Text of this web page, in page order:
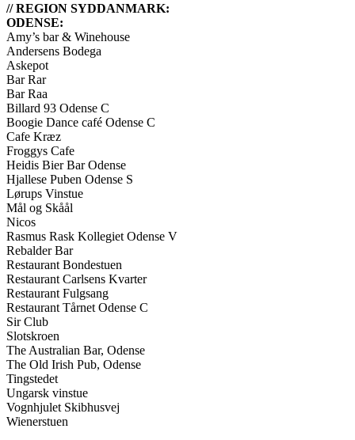
// REGION SYDDANMARK:
ODENSE:
Amy’s bar & Winehouse
Andersens Bodega
Askepot
Bar Rar
Bar Raa
Billard 93 Odense C
Boogie Dance café Odense C
Cafe Kræz
Froggys Cafe
Heidis Bier Bar Odense
Hjallese Puben Odense S
Lørups Vinstue
Mål og Skåål
Nicos
Rasmus Rask Kollegiet Odense V
Rebalder Bar
Restaurant Bondestuen
Restaurant Carlsens Kvarter
Restaurant Fulgsang
Restaurant Tårnet Odense C
Sir Club
Slotskroen
The Australian Bar, Odense
The Old Irish Pub, Odense
Tingstedet
Ungarsk vinstue
Vognhjulet Skibhusvej
Wienerstuen